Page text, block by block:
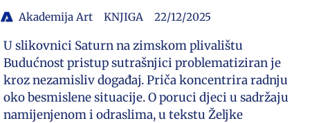
Akademija Art KNJIGA 22/12/2025
U slikovnici Saturn na zimskom plivalištu
Budućnost pristup sutrašnjici problematiziran je
kroz nezamisliv događaj. Priča koncentrira radnju
oko besmislene situacije. O poruci djeci u sadržaju
namijenjenom i odraslima, u tekstu Željke